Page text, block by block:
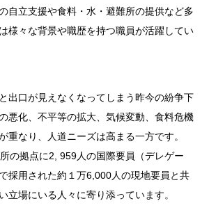
自立支援や食料・水・避難所の提供など多
様々な背景や職歴を持つ職員が活躍してい
出口が見えなくなってしまう昨今の紛争下
悪化、不平等の拡大、気候変動、食料危機
重なり、人道ニーズは高まる一方です。
の拠点に2, 959人の国際要員（デレゲー
採用された約１万6,000人の現地要員と共
立場にいる人々に寄り添っています。